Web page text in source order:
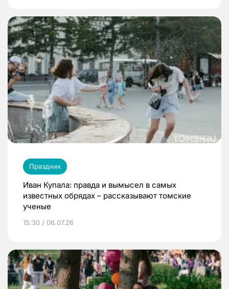
Праздник
Иван Купала: правда и вымысел в самых
известных обрядах – рассказывают томские
ученые
15:30 / 06.07.26